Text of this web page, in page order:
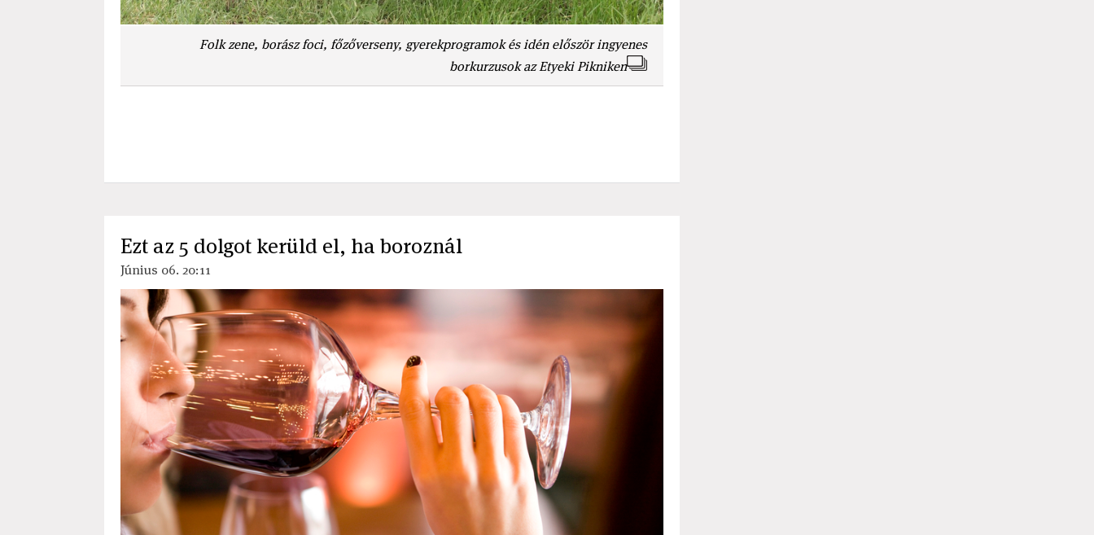
Folk zene, borász foci, főzőverseny, gyerekprogramok és idén először ingyenes
borkurzusok az Etyeki Pikniken
Ezt az 5 dolgot kerüld el, ha boroznál
Június 06. 20:11